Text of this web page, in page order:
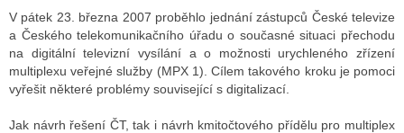
RÁDIÍ
RÁDIÍ
V pátek 23. března 2007 proběhlo jednání zástupců České televize
a Českého telekomunikačního úřadu o současné situaci přechodu
na digitální televizní vysílání a o možnosti urychleného zřízení
multiplexu veřejné služby (MPX 1). Cílem takového kroku je pomoci
vyřešit některé problémy související s digitalizací.
Jak návrh řešení ČT, tak i návrh kmitočtového přídělu pro multiplex